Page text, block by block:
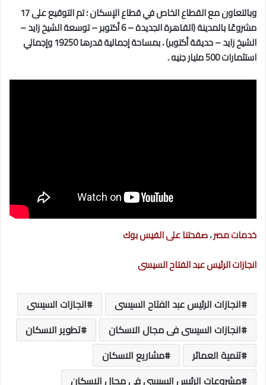
وبالتعاون مع القطاع الخاص في قطاع الإسكان ؛ تم التوقيع على 17
مشروعًا بالمدينة (القاهرة الجديدة – 6 أكتوبر – توسعة الشيخ زايد –
الشيخ زايد – حديقة أكتوبر) ، بمساحة إجمالية قدرها 19250 وإجمالي
استثمارات 500 مليار جنيه .
خدمات مصر،صفحتنا على الفيس بوك
انجازات الرئيس عبد الفتاح السيسى
انجازات الرئيس عبد الفتاح السيسى
انجازات السيسى
انجازات السيسى فى مجال الاسكان
تطوير الاسكان
تنمية العمائر
مشاريع الاسكان
مشروعات الرئيس السيسى فى مجال الاسكان